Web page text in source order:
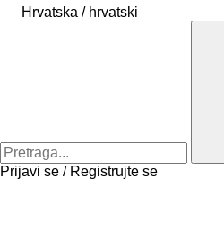
Hrvatska / hrvatski
Prijavi se / Registrujte se